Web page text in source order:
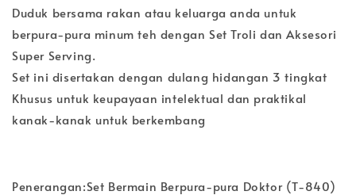
Duduk bersama rakan atau keluarga anda untuk
berpura-pura minum teh dengan Set Troli dan Aksesori
Super Serving.
Set ini disertakan dengan dulang hidangan 3 tingkat
Khusus untuk keupayaan intelektual dan praktikal
kanak-kanak untuk berkembang
Penerangan:Set Bermain Berpura-pura Doktor (T-840)